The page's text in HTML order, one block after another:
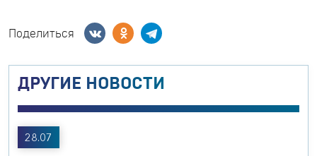
Поделиться
ДРУГИЕ НОВОСТИ
28.07